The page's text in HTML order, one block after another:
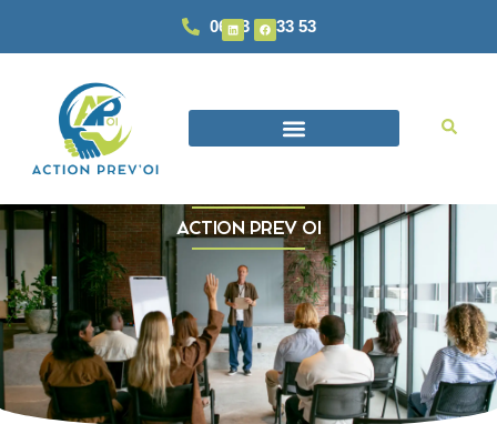
06 93 87 33 53
ACTION PREV OI